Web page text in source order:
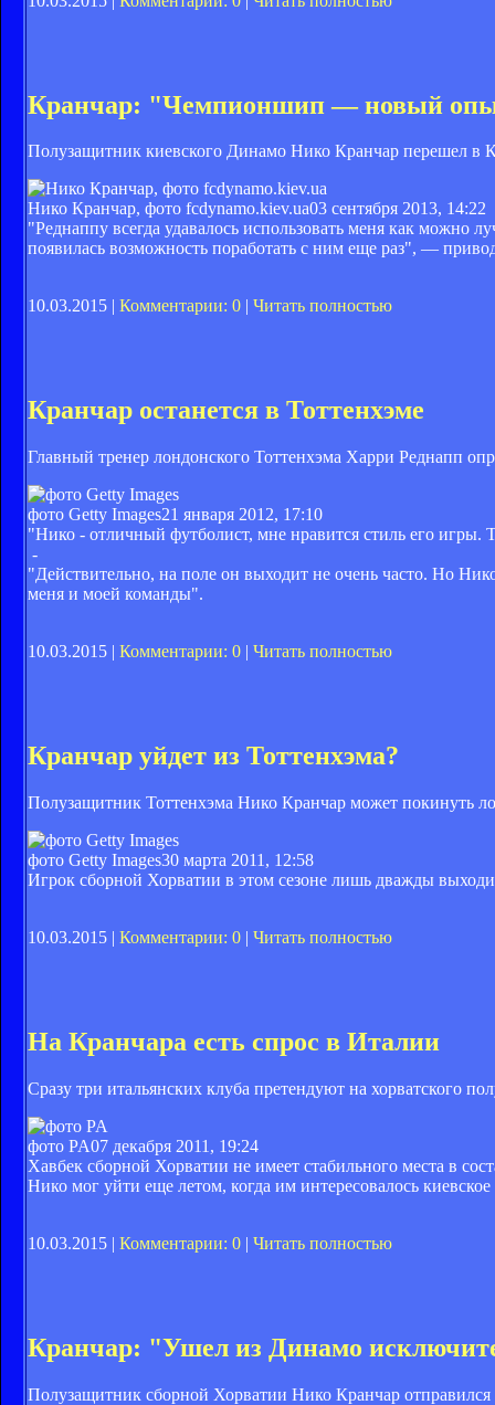
Кранчар: "Чемпионшип — новый
Полузащитник киевского Динамо Нико Кранчар перешел в
Нико Кранчар, фото fcdynamo.kiev.ua03 сентября 2013, 14:22
"Реднаппу всегда удавалось использовать меня как можно
появилась возможность поработать с ним еще раз", —
10.03.2015 | Комментарии: 0 Читать полностью
Кранчар останется в Тоттенхэме
Главный тренер лондонского Тоттенхэма Харри Реднапп
фото Getty Images21 января 2012, 17:10
"Нико - отличный футболист, мне нравится стиль его игры.
-
"Действительно, на поле он выходит не очень часто. Но
меня и моей команды".
10.03.2015 | Комментарии: 0 | Читать полностью
Кранчар уйдет из Тоттенхэма?
Полузащитник Тоттенхэма Нико Кранчар может покинуть
фото Getty Images30 марта 2011, 12:58
Игрок сборной Хорватии в этом сезоне лишь дважды
10.03.2015 | Комментарии: 0 | Читать полностью
На Кранчара есть спрос в Италии
Сразу три итальянских клуба претендуют на хорватского
фото PA07 декабря 2011, 19:24
Хавбек сборной Хорватии не имеет стабильного места в
Нико мог уйти еще летом, когда им интересовалось
10.03.2015 | Комментарии: 0 | Читать полностью
Кранчар: "Ушел из Динамо
Полузащитник сборной Хорватии Нико Кранчар